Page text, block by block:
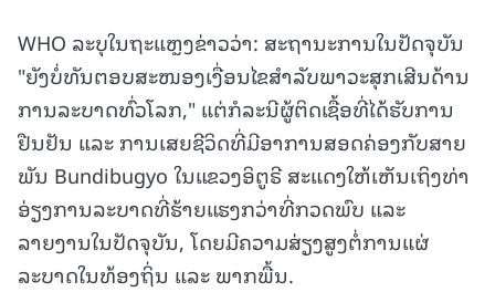
WHO ລະບຸໃນຖະແຫຼງຂ່າວວ່າ: ສະຖານະການໃນປັດຈຸບັນ
"ຍັງບໍ່ທັນຕອບສະໜອງເງື່ອນໄຂສຳລັບພາວະສຸກເສີນດ້ານ
ການລະບາດທົ່ວໂລກ," ແຕ່ກໍລະນີຜູ້ຕິດເຊື້ອທີ່ໄດ້ຮັບການ
ຢືນຢັນ ແລະ ການເສຍຊີວິດທີ່ມີອາການສອດຄ່ອງກັບສາຍ
ພັນ Bundibugyo ໃນແຂວງອິຕູຣີ ສະແດງໃຫ້ເຫັນເຖິງທ່າ
ອ່ຽງການລະບາດທີ່ຮ້າຍແຮງກວ່າທີ່ກວດພົບ ແລະ
ລາຍງານໃນປັດຈຸບັນ, ໂດຍມີຄວາມສ່ຽງສູງຕໍ່ການແຜ່
ລະບາດໃນທ້ອງຖິ່ນ ແລະ ພາກພື້ນ.